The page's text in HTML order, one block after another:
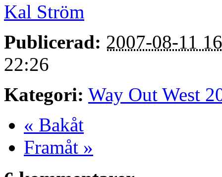
Kal Ström
Publicerad: 2007-08-11
22:26
Kategori: Way Out West
« Bakåt
Framåt »